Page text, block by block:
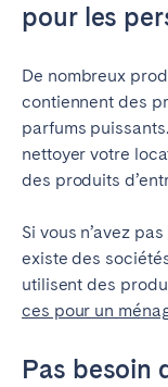
pour les
De nombreux
contiennent des
parfums
nettoyer votre
des produits
Si vous n’avez
existe des
utilisent des
ces pour un
Pas besoin